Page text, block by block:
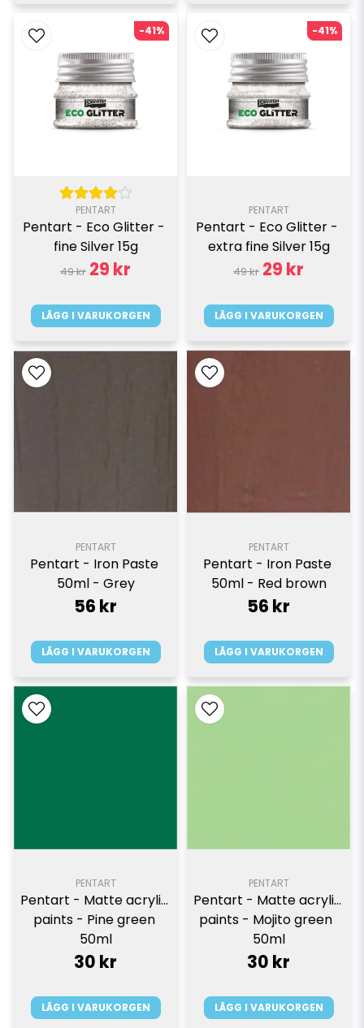
PENTART
Pentart - Eco Glitter -
fine Silver 15g
49 kr 29 kr
LÄGG I VARUKORGEN
-41%
PENTART
Pentart - Eco Glitter -
extra fine Silver 15g
49 kr 29 kr
LÄGG I VARUKORGEN
-41%
PENTART
Pentart - Iron Paste
50ml - Grey
56 kr
LÄGG I VARUKORGEN
PENTART
Pentart - Iron Paste
50ml - Red brown
56 kr
LÄGG I VARUKORGEN
PENTART
Pentart - Matte acrylic
paints - Pine green
50ml
30 kr
LÄGG I VARUKORGEN
PENTART
Pentart - Matte acrylic
paints - Mojito green
50ml
30 kr
LÄGG I VARUKORGEN